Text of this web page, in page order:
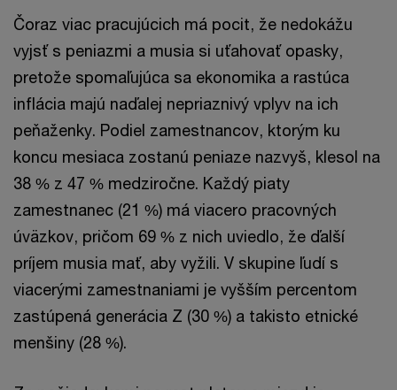
Čoraz viac pracujúcich má pocit, že nedokážu
vyjsť s peniazmi a musia si uťahovať opasky,
pretože spomaľujúca sa ekonomika a rastúca
inflácia majú naďalej nepriaznivý vplyv na ich
peňaženky. Podiel zamestnancov, ktorým ku
koncu mesiaca zostanú peniaze nazvyš, klesol na
38 % z 47 % medziročne. Každý piaty
zamestnanec (21 %) má viacero pracovných
úväzkov, pričom 69 % z nich uviedlo, že ďalší
príjem musia mať, aby vyžili. V skupine ľudí s
viacerými zamestnaniami je vyšším percentom
zastúpená generácia Z (30 %) a takisto etnické
menšiny (28 %).